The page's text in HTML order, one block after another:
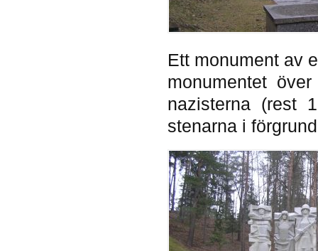
Ett monument av
monumentet
nazisterna (rest
stenarna i